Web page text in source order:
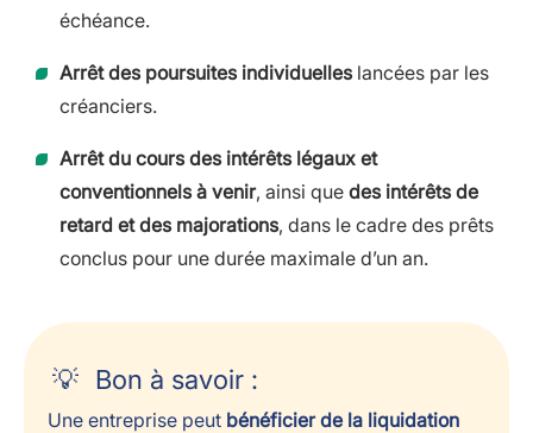
échéance.
Arrêt des poursuites individuelleslancées par les
créanciers.
Arrêt du cours des intérêts légaux et
conventionnels à venir, ainsi que des intérêts de
retard et des majorations, dans le cadre des prêts
conclus pour une durée maximale d’un an.
Bon à savoir :
Une entreprise peut bénéficier de la liquidation